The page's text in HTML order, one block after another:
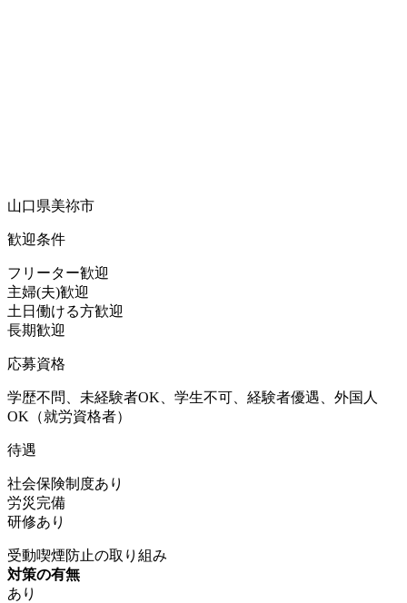
山口県美祢市
歓迎条件
フリーター歓迎
主婦(夫)歓迎
土日働ける方歓迎
長期歓迎
応募資格
学歴不問、未経験者OK、学生不可、経験者優遇、外国人
OK（就労資格者）
待遇
社会保険制度あり
労災完備
研修あり
受動喫煙防止の取り組み
対策の有無
あり